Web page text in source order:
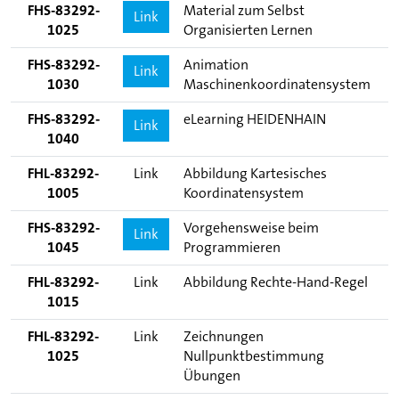
FHS-83292-
1025
Link
Material zum Selbst
Organisierten Lernen
FHS-83292-
1030
Link
Animation
Maschinenkoordinatensystem
FHS-83292-
1040
Link eLearning HEIDENHAIN
FHL-83292-
1005
Link
Abbildung Kartesisches
Koordinatensystem
FHS-83292-
1045
Link
Vorgehensweise beim
Programmieren
FHL-83292-
1015
Link Abbildung Rechte-Hand-Regel
FHL-83292-
1025
Link
Zeichnungen
Nullpunktbestimmung
Übungen